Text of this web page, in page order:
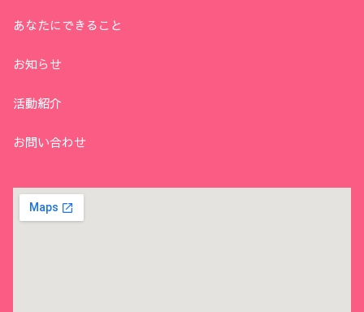
あなたにできること
お知らせ
活動紹介
お問い合わせ